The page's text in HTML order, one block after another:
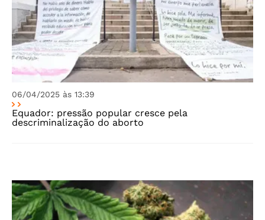
06/04/2025 às 13:39
Equador: pressão popular cresce pela
descriminalização do aborto